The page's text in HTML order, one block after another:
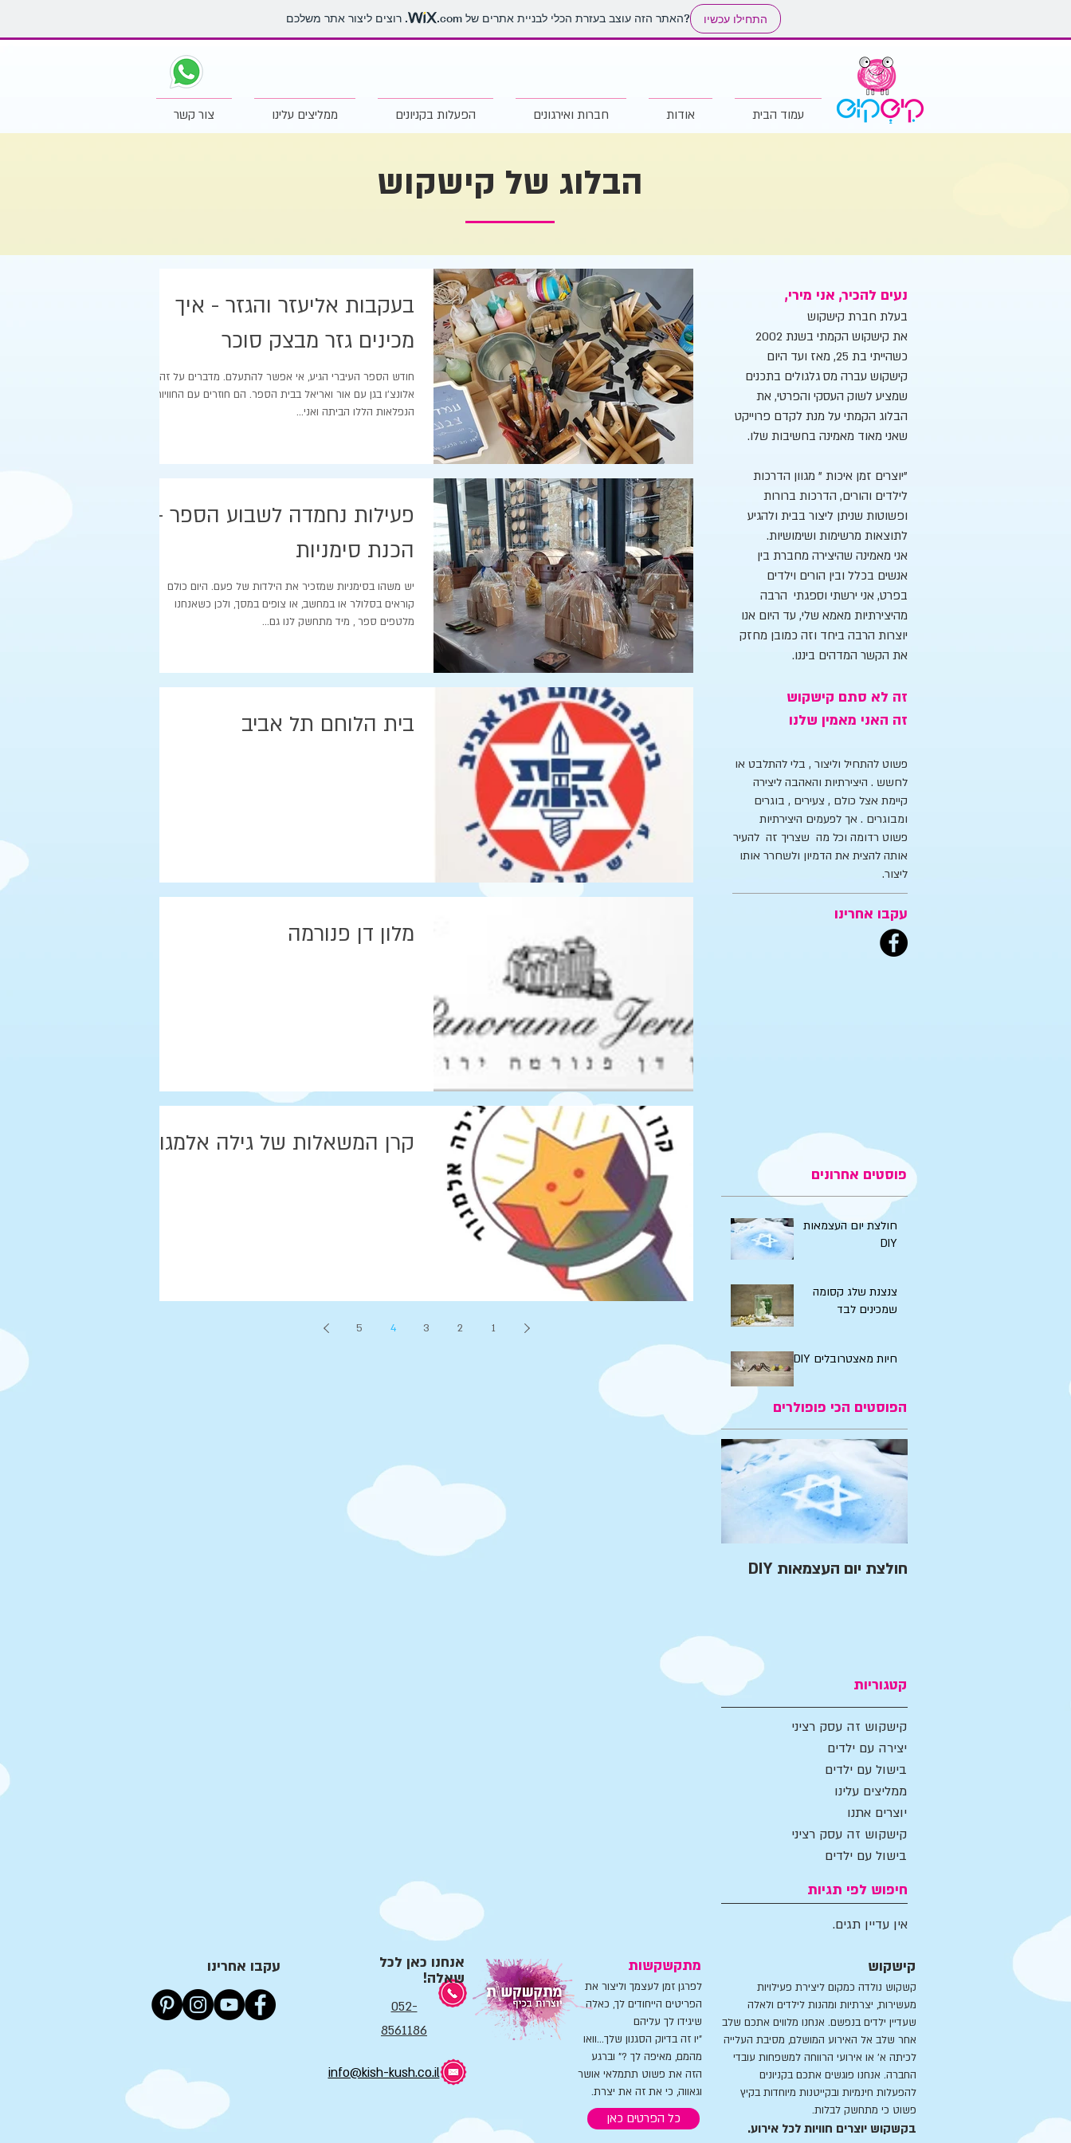
האתר הזה עוצב בעזרת הכלי לבניית אתרים של.com . רוצים ליצור אתר משלכם? התחילו עכשיו
עמוד הבית אודות חברות ואירגונים הפעלות בקניונים ממליצים עלינו צור קשר
הבלוג של קישקוש
בעקבות אליעזר והגזר - איך
מכינים גזר מבצק סוכר
חודש הספר העיברי הגיע, אי אפשר להתעלם. מדברים על זה עם
אלונצ'ו בגן עם אור ואריאל בבית הספר. הם חוזרים עם החוויות
הנפלאות הללו הביתה ואני...
פעילות נחמדה לשבוע הספר –
הכנת סימניות
יש משהו בסימניות שמזכיר את הילדות של פעם. היום כולם
קוראים בסלולר או במחשב, או צופים במסך, ולכן כשאנחנו
מלטפים ספר , מיד מתחשק לנו גם...
בית הלוחם תל אביב
מלון דן פנורמה
קרן המשאלות של גילה אלמגור
1
2
3
4
5
נעים להכיר, אני מירי,
בעלת חברת קישקוש
את קישקוש הקמתי בשנת 2002
כשהייתי בת 25, מאז ועד היום
קישקוש עברה מס גלגולים בתכנים
שמציע לשוק העסקי והפרטי, את
הבלוג הקמתי על מנת לקדם פרוייקט
שאני מאוד מאמינה בחשיבות שלו.
"יוצרים זמן איכות " מגוון הדרכות
לילדים והורים, הדרכות ברורות
ופשוטות שניתן ליצור בבית ולהגיע
לתוצאות מרשימות ושימושיות.
אני מאמינה שהיצירה מחברת בין
אנשים בכלל ובין הורים וילדים
בפרט, אני ירשתי וספגתי הרבה
מהיצירתיות מאמא שלי, עד היום אנו
יוצרות הרבה ביחד וזה כמובן מחזק
את הקשר המדהים ביננו.
זה לא סתם קישקוש
זה האני מאמין שלנו
פשוט להתחיל וליצור , בלי להתלבט או
לחשש . היצירתיות והאהבה ליצירה
קיימת אצל כולם , צעירים , בוגרים
ומבוגרים . אך לפעמים היצירתיות
פשוט רדומה וכל מה שצריך זה להעיר
אותה להצית את הדמיון ולשחרר אותו
ליצור.
עקבו אחרינו
פוסטים אחרונים
חולצת יום העצמאות
DIY
צנצנת שלג קסומה
שמכינים לבד
חיות מאצטרובלים DIY
הפוסטים הכי פופולרים
חולצת יום העצמאות DIY
קטגוריות
קישקוש זה עסק רציני
יצירה עם ילדים
בישול עם ילדים
ממליצים עלינו
יוצרים אתנו
קישקוש זה עסק רציני
בישול עם ילדים
חיפוש לפי תגיות
אין עדיין תגים.
עקבו אחרינו
052-
8561186
info@kish-kush.co.il
אנחנו כאן לכל
שאלה!
לפרגן זמן לעצמך וליצור את
הפריטים הייחודים לך, כאלה
שיגידו לך עליהם
"יו זה בדיוק הסגנון שלך...וואו
מהמם, מאיפה לך ?" וברגע
הזה את פשוט תתמלאי אושר
וגאווה, כי את זה את יצרת.
מתקשקשות
כל הפרטים כאן
קישקוש
קשקוש נולדה כמקום ליצירת פעילויות
מעשירות, יצרתיות ומהנות לילדים ולאלה
שעדיין ילדים בנפשם. אנחנו מלווים אתכם שלב
אחר שלב אל האירוע המושלם, מסיבת העלייה
לכיתה א' או אירועי הרווחה למשפחות עובדי
החברה. אנחנו פוגשים אתכם בקניונים
להפעלות חינמיות ובקייטנות מיוחדות בקיץ
פשוט כי מתחשק לבלות.
בקשקוש יוצרים חוויות לכל אירוע.